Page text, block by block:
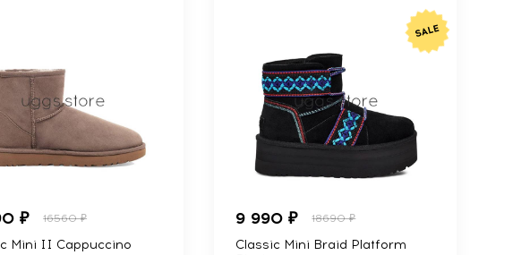
₽ 16560 ₽
Mini II Cappuccino
9 990 ₽ 18690 ₽
Classic Mini Braid Platform